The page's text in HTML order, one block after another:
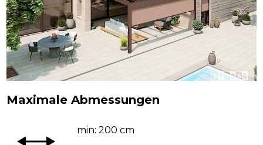
Maximale Abmessungen
min: 200 cm